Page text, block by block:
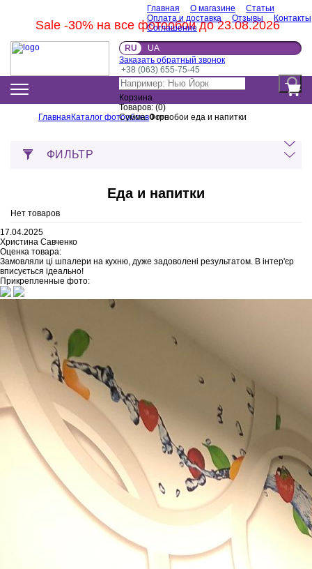
Sale -30% на все фотообои до 23.08.2026
Главная О магазине
Статьи
Оплата и доставка
Отзывы
Контакты
Соглашение
RU
UA
Заказать обратный звонок
+38 (063) 655-75-45
Корзина
Товаров: (0)
Сумма: 0грн
Главная Каталог фотообоевФотообои еда и напитки
ФИЛЬТР
Еда и напитки
Нет товаров
17.04.2025
Христина Савченко
Оценка товара:
Замовляли ці шпалери на кухню, дуже задоволені результатом. В інтер'єр
вписується ідеально!
Прикрепленные фото: